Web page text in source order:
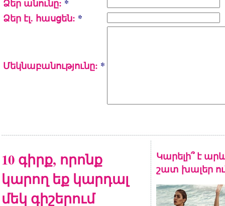
Ձեր անունը: *
Ձեր էլ. հասցեն: *
Մեկնաբանությունը: *
10 գիրք, որոնք
կարող եք կարդալ
մեկ գիշերում
Կարելի՞ է
շատ խալեր